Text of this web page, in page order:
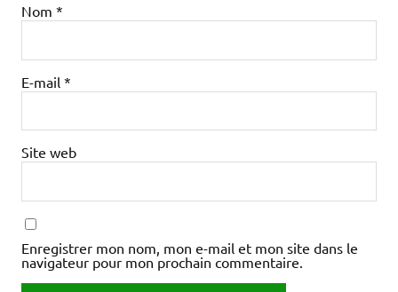
Nom *
E-mail *
Site web
Enregistrer mon nom, mon e-mail et mon site dans le
navigateur pour mon prochain commentaire.